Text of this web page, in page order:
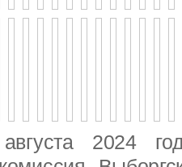
2024